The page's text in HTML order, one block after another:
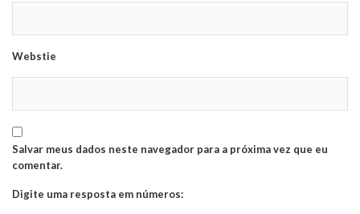
Webstie
Salvar meus dados neste navegador para a próxima vez que eu
comentar.
Digite uma resposta em números: